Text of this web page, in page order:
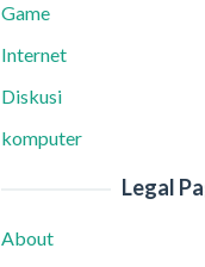
Game
Internet
Diskusi
komputer
Legal
About